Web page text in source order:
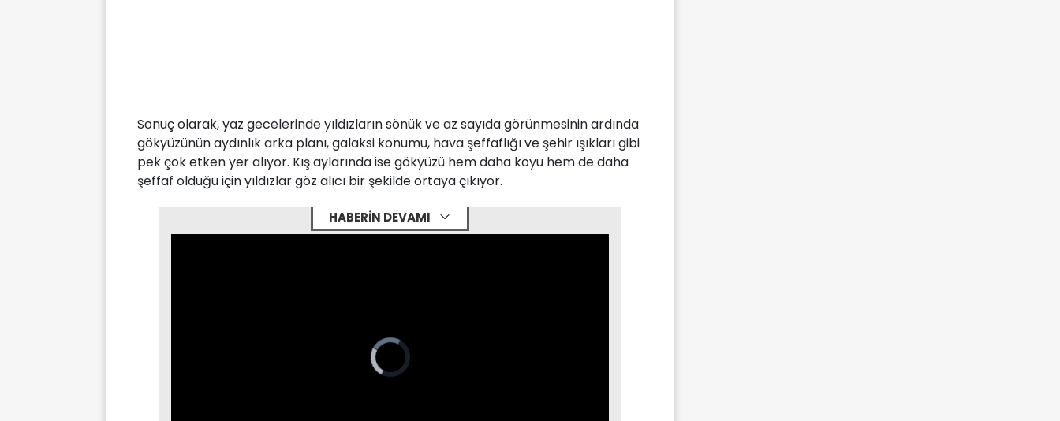
Sonuç olarak, yaz gecelerinde yıldızların sönük ve az sayıda görünmesinin ardında
gökyüzünün aydınlık arka planı, galaksi konumu, hava şeffaflığı ve şehir ışıkları gibi
pek çok etken yer alıyor. Kış aylarında ise gökyüzü hem daha koyu hem de daha
şeffaf olduğu için yıldızlar göz alıcı bir şekilde ortaya çıkıyor.
HABERİN DEVAMI